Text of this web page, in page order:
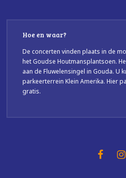
Hoe en waar?
De concerten vinden plaats in de
het Goudse Houtmansplantsoen.
aan de Fluwelensingel in Gouda. U
parkeerterrein Klein Amerika. Hier
gratis.